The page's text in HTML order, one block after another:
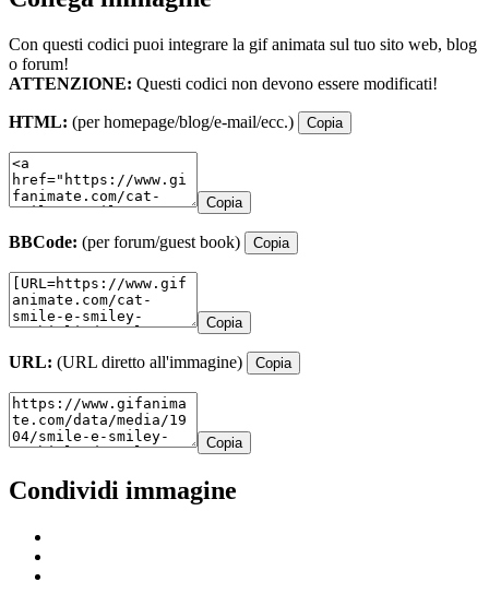
Con questi codici puoi integrare la gif animata sul tuo sito web, blog
o forum!
ATTENZIONE: Questi codici non devono essere modificati!
HTML: (per homepage/blog/e-mail/ecc.) Copia
Copia
BBCode: (per forum/guest book) Copia
Copia
URL: (URL diretto all'immagine) Copia
Copia
Condividi immagine